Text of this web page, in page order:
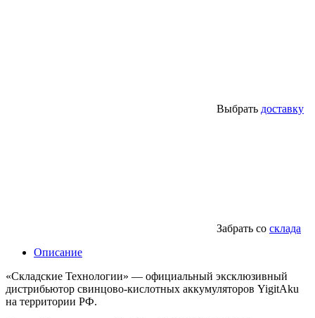
Выбрать доставку
Забрать со склада
Описание
«Складские Технологии» — официальный эксклюзивный
дистрибьютор свинцово-кислотных аккумуляторов YigitAku
на территории РФ.